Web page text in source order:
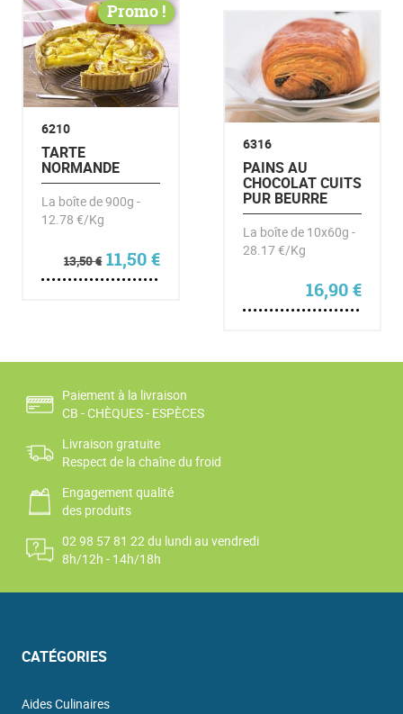
Promo !
6210
TARTE
NORMANDE
La boîte de 900g -
12.78 €/Kg
13,50€ Le prix initial était : 13,50 €.
11,50€Le prix actuel est : 11,50 €.
6316
PAINS AU
CHOCOLAT CUITS
PUR BEURRE
La boîte de 10x60g -
28.17 €/Kg
16,90€
Paiement à la livraison
CB - CHÈQUES - ESPÈCES
Livraison gratuite
Respect de la chaîne du froid
Engagement qualité
des produits
02 98 57 81 22 du lundi au vendredi
8h/12h - 14h/18h
CATÉGORIES
Aides Culinaires